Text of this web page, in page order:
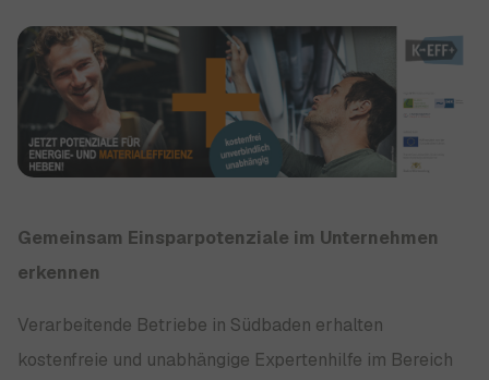
Gemeinsam Einsparpotenziale im Unternehmen
erkennen
Verarbeitende Betriebe in Südbaden erhalten
kostenfreie und unabhängige Expertenhilfe im Bereich